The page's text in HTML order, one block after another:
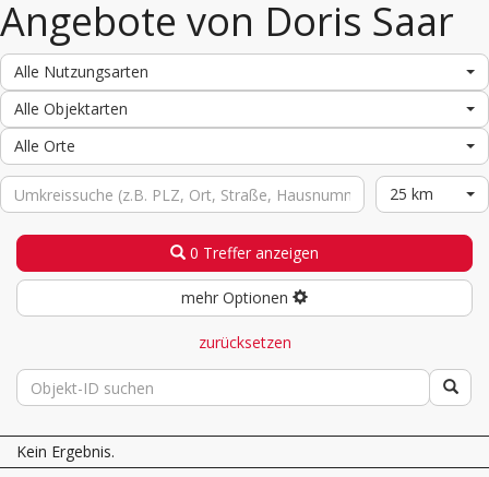
Angebote von Doris Saar
Alle Nutzungsarten
Alle Objektarten
Alle Orte
25 km
0 Treffer anzeigen
mehr Optionen
zurücksetzen
Kein Ergebnis.